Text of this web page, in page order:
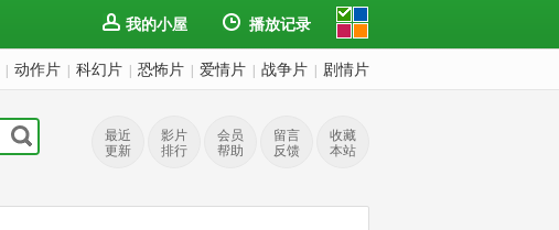
我的小屋 播放记录
动作片 科幻片 恐怖片 爱情片 战争片 剧情片
最近
更新
影片
排行
会员
帮助
留言
反馈
收藏
本站